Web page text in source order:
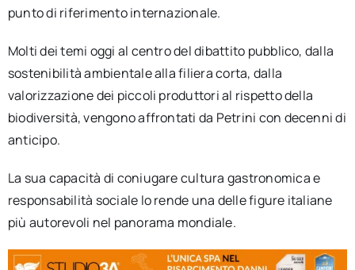
punto di riferimento internazionale.
Molti dei temi oggi al centro del dibattito pubblico, dalla
sostenibilità ambientale alla filiera corta, dalla
valorizzazione dei piccoli produttori al rispetto della
biodiversità, vengono affrontati da Petrini con decenni di
anticipo.
La sua capacità di coniugare cultura gastronomica e
responsabilità sociale lo rende una delle figure italiane
più autorevoli nel panorama mondiale.